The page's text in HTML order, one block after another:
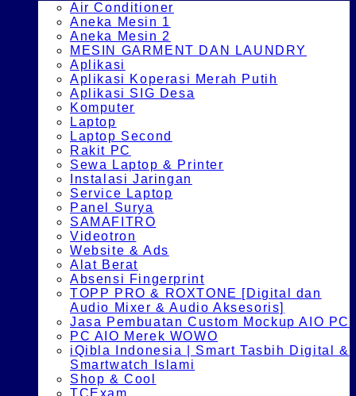
Air Conditioner
Aneka Mesin 1
Aneka Mesin 2
MESIN GARMENT DAN LAUNDRY
Aplikasi
Aplikasi Koperasi Merah Putih
Aplikasi SIG Desa
Komputer
Laptop
Laptop Second
Rakit PC
Sewa Laptop & Printer
Instalasi Jaringan
Service Laptop
Panel Surya
SAMAFITRO
Videotron
Website & Ads
Alat Berat
Absensi Fingerprint
TOPP PRO & ROXTONE [Digital dan
Audio Mixer & Audio Aksesoris]
Jasa Pembuatan Custom Mockup AIO PC
PC AIO Merek WOWO
iQibla Indonesia | Smart Tasbih Digital &
Smartwatch Islami
Shop & Cool
TCExam